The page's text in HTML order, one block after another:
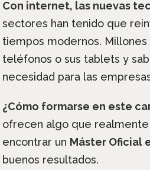
Con internet, las nuevas
sectores han tenido que
tiempos modernos.
teléfonos o sus tablets y
necesidad para las
¿Cómo formarse en este
ofrecen algo que realmente
encontrar un Máster Oficial
buenos resultados.